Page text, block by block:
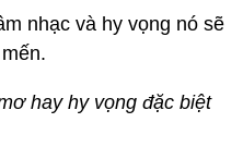
nhạc và hy vọng nó sẽ
hay hy vọng đặc biệt